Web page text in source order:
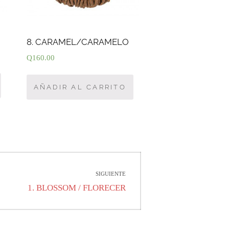
8. CARAMEL/CARAMELO
Q160.00
AÑADIR AL CARRITO
SIGUIENTE
Entrada
1. BLOSSOM / FLORECER